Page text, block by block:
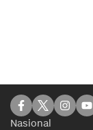
Nasional